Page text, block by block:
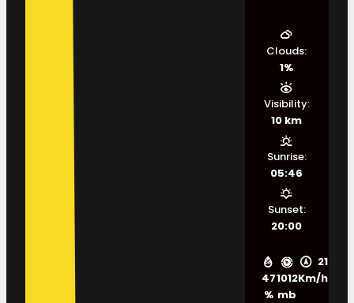
47
%
1012
mb
21
Km/h
Clouds:
1%
Visibility:
10 km
Sunrise:
05:46
Sunset:
20:00